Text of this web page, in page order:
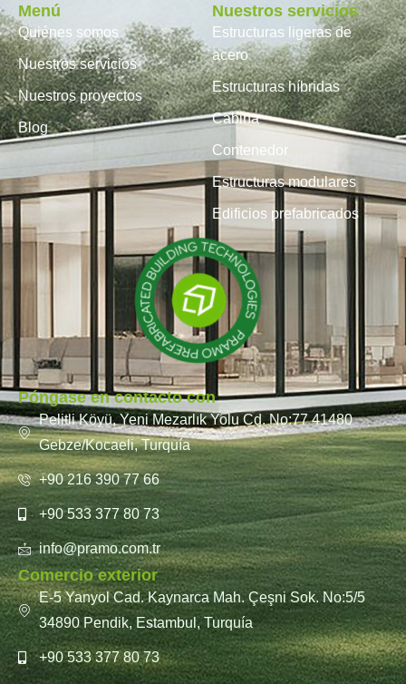
Menú
Quiénes somos
Nuestros servicios
Nuestros proyectos
Blog
Nuestros servicios
Estructuras ligeras de
acero
Estructuras híbridas
Cabina
Contenedor
Estructuras modulares
Edificios prefabricados
Póngase en contacto con
Pelitli Köyü, Yeni Mezarlık Yolu Cd. No:77 41480
Gebze/Kocaeli, Turquía
+90 216 390 77 66
+90 533 377 80 73
info@pramo.com.tr
Comercio exterior
E-5 Yanyol Cad. Kaynarca Mah. Çeşni Sok. No:5/5
34890 Pendik, Estambul, Turquía
+90 533 377 80 73